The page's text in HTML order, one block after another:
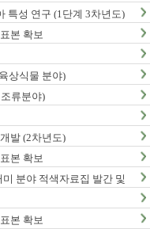
특성 연구 (1단계 3차년도)
본 확보
상식물 분야)
류분야)
발 (2차년도)
본 확보
분야 적색자료집 발간 및
본 확보